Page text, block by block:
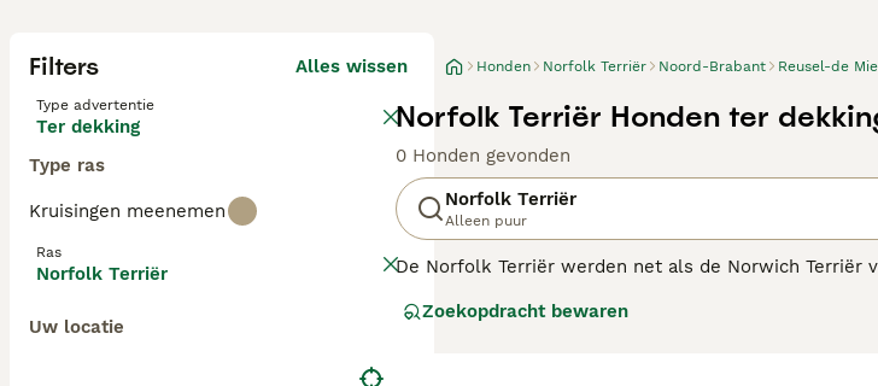
Filters Alles wissen
Type advertentie
Ter dekking
Type ras
Kruisingen meenemen
Ras
Norfolk Terriër
Uw locatie
Honden Norfolk Terriër Noord-Brabant Reusel-de
Norfolk Terriër Honden ter
0 Honden gevonden
Norfolk Terriër
Alleen puur
De Norfolk Terriër werden net als de Norwich Terriër
hebben ze veel populairiteit gewonnen als
Zoekopdracht bewaren